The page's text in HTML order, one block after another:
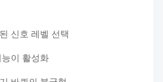
신호 레벨 선택
이 활성화